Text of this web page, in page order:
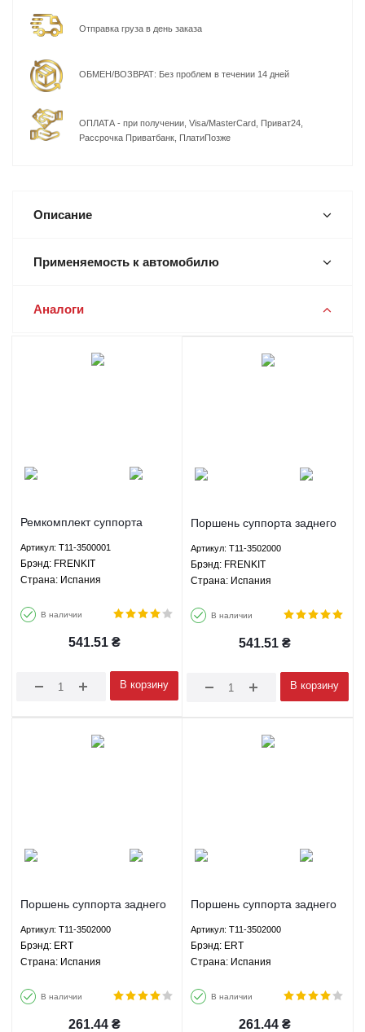
Отправка груза в день заказа
ОБМЕН/ВОЗВРАТ: Без проблем в течении 14 дней
ОПЛАТА - при получении, Visa/MasterCard, Приват24,
Рассрочка Приватбанк, ПлатиПозже
Описание
Применяемость к автомобилю
Аналоги
Ремкомплект суппорта
пыльники) APG Чери Тигго
Тигго 3 - T11-3500001
FRENKIT
Артикул: T11-3500001
Брэнд: FRENKIT
Страна: Испания
В наличии
541.51 ₴
В корзину
Поршень суппорта заднего
3502000 FRENKIT
Артикул: T11-3502000
Брэнд: FRENKIT
Страна: Испания
В наличии
541.51 ₴
В корзину
Поршень суппорта заднего
3502000 ERT
Артикул: T11-3502000
Брэнд: ERT
Страна: Испания
В наличии
261.44 ₴
Поршень суппорта заднего
3502000 ERT
Артикул: T11-3502000
Брэнд: ERT
Страна: Испания
В наличии
261.44 ₴